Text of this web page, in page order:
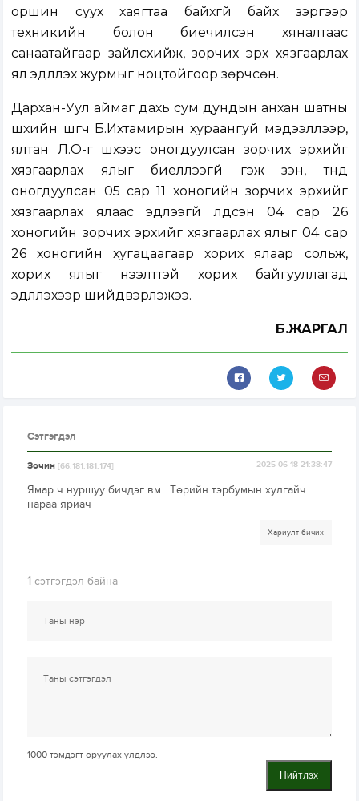
оршин суух хаягтаа байхгүй байх зэргээр
техникийн болон биечилсэн хяналтаас
санаатайгаар зайлсхийж, зорчих эрх хязгаарлах
ял эдлүүлэх журмыг ноцтойгоор зөрчсөн.
Дархан-Уул аймаг дахь сум дундын анхан шатны
шүүхийн шүүгч Б.Ихтамирын хураангуй мэдээллээр,
ялтан Л.О-г шүүхээс оногдуулсан зорчих эрхийг
хязгаарлах ялыг биелүүлээгүй гэж үзэн, түүнд
оногдуулсан 05 сар 11 хоногийн зорчих эрхийг
хязгаарлах ялаас эдлээгүй үлдсэн 04 сар 26
хоногийн зорчих эрхийг хязгаарлах ялыг 04 сар
26 хоногийн хугацаагаар хорих ялаар сольж,
хорих ялыг нээлттэй хорих байгууллагад
эдлүүлэхээр шийдвэрлэжээ.
Б.ЖАРГАЛ
Сэтгэгдэл
Зочин[66.181.181.174] 2025-06-18 21:38:47
Ямар ч нуршуу бичдэг вм . Төрийн тэрбумын хулгайч
нараа яриач
Хариулт бичих
1 сэтгэгдэл байна
1000 тэмдэгт оруулах үлдлээ.
Нийтлэх